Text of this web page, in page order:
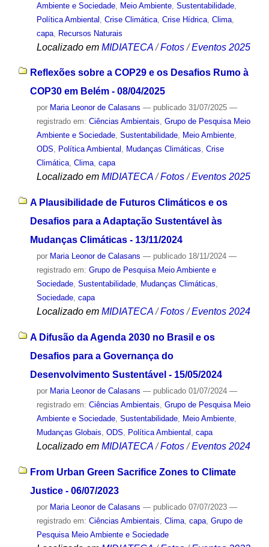
Ambiente e Sociedade, Meio Ambiente, Sustentabilidade,
Política Ambiental Crise Climática, Crise Hídrica, Clima,
capa, Recursos Naturais
Localizado em MIDIATECA /Fotos /Eventos 2025
Reflexões sobre a COP29 e os Desafios Rumo à
COP30 em Belém - 08/04/2025
por Maria Leonor de Calasans — publicado31/07/2025 —
registrado em: Ciências Ambientais, Grupo de Pesquisa Meio
Ambiente e Sociedade, Sustentabilidade, Meio Ambiente,
ODS, Política Ambiental , Mudanças Climáticas, Crise
Climática, Clima, capa
Localizado em MIDIATECA /Fotos /Eventos 2025
A Plausibilidade de Futuros Climáticos e os
Desafios para a Adaptação Sustentável às
Mudanças Climáticas - 13/11/2024
por Maria Leonor de Calasans — publicado18/11/2024 —
registrado em: Grupo de Pesquisa Meio Ambiente e
Sociedade, Sustentabilidade, Mudanças Climáticas,
Sociedade, capa
Localizado em MIDIATECA /Fotos /Eventos 2024
A Difusão da Agenda 2030 no Brasil e os
Desafios para a Governança do
Desenvolvimento Sustentável - 15/05/2024
por Maria Leonor de Calasans — publicado01/07/2024 —
registrado em: Ciências Ambientais Grupo de Pesquisa Meio
Ambiente e Sociedade, Sustentabilidade, Meio Ambiente,
Mudanças Globais ODS Política Ambiental capa
Localizado em MIDIATECA /Fotos /Eventos 2024
From Urban Green Sacrifice Zones to Climate
Justice - 06/07/2023
por Maria Leonor de Calasans — publicado07/07/2023 —
registrado em: Ciências Ambientais Clima, capa, Grupo de
Pesquisa Meio Ambiente e Sociedade